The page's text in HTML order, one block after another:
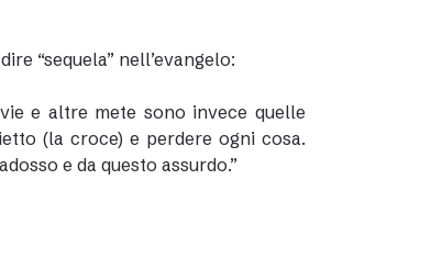
“sequela” nell’evangelo:
e altre mete sono invece quelle
(la croce) e perdere ogni cosa.
e da questo assurdo.”